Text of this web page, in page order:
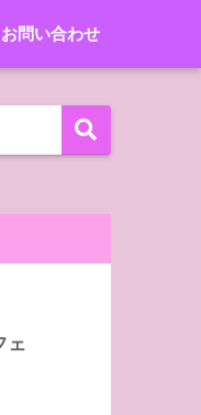
お問い合わせ
ェ